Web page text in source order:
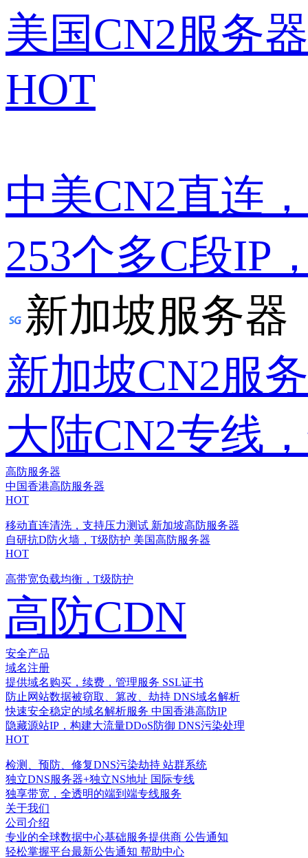
美国CN2服务器
HOT
中美CN2直连
253个多C段IP
新加坡服务器
新加坡CN2服
大陆CN2专线
高防服务器
中国香港高防服务器
HOT
移动直连清洗，支持压力测试 新加坡高防服务器
自研抗D防火墙，T级防护 美国高防服务器
HOT
高带宽负载均衡，T级防护
高防CDN
安全产品
域名注册
提供域名购买，续费，管理服务 SSL证书
防止网站数据被窃取、篡改、劫持 DNS域名解析
快速安全稳定的域名解析服务 中国香港高防IP
隐藏源站IP，构建大流量DDoS防御 DNS污染处理
HOT
检测、预防、修复DNS污染劫持 站群系统
独立DNS服务器+独立NS地址 国际专线
独享带宽，全透明的端到端专线服务
关于我们
公司介绍
专业的全球数据中心基础服务提供商 公告通知
轻松掌握平台最新公告通知 帮助中心